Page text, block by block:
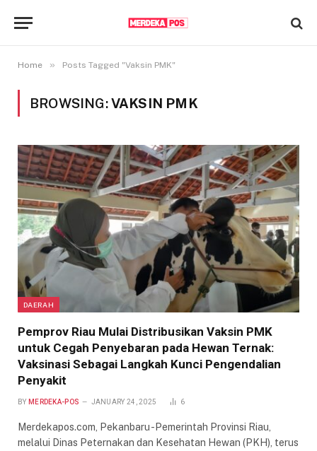
Home » Posts Tagged "Vaksin PMK"
BROWSING:VAKSIN PMK
DAERAH
Pemprov Riau Mulai Distribusikan Vaksin PMK
untuk Cegah Penyebaran pada Hewan Ternak:
Vaksinasi Sebagai Langkah Kunci Pengendalian
Penyakit
BY MERDEKA-POS JANUARY 24, 2025 6
Merdekapos.com, Pekanbaru -Pemerintah Provinsi Riau,
melalui Dinas Peternakan dan Kesehatan Hewan (PKH), terus